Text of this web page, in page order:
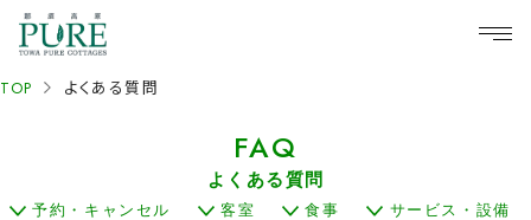
TOP よくある質問
FAQ
よくある質問
予約・キャンセル 客室 食事
サービス・設備